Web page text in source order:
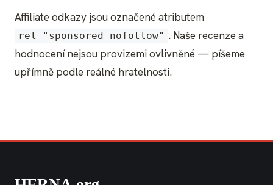
Affiliate odkazy jsou označené atributem
rel="sponsored nofollow" . Naše recenze a
hodnocení nejsou provizemi ovlivněné — píšeme
upřímně podle reálné hratelnosti.